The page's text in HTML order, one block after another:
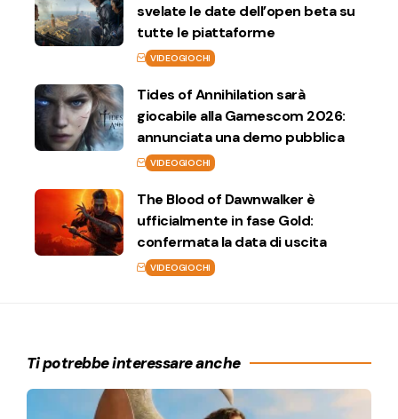
svelate le date dell’open beta su
tutte le piattaforme
VIDEOGIOCHI
Tides of Annihilation sarà
giocabile alla Gamescom 2026:
annunciata una demo pubblica
VIDEOGIOCHI
The Blood of Dawnwalker è
ufficialmente in fase Gold:
confermata la data di uscita
VIDEOGIOCHI
Ti potrebbe interessare anche